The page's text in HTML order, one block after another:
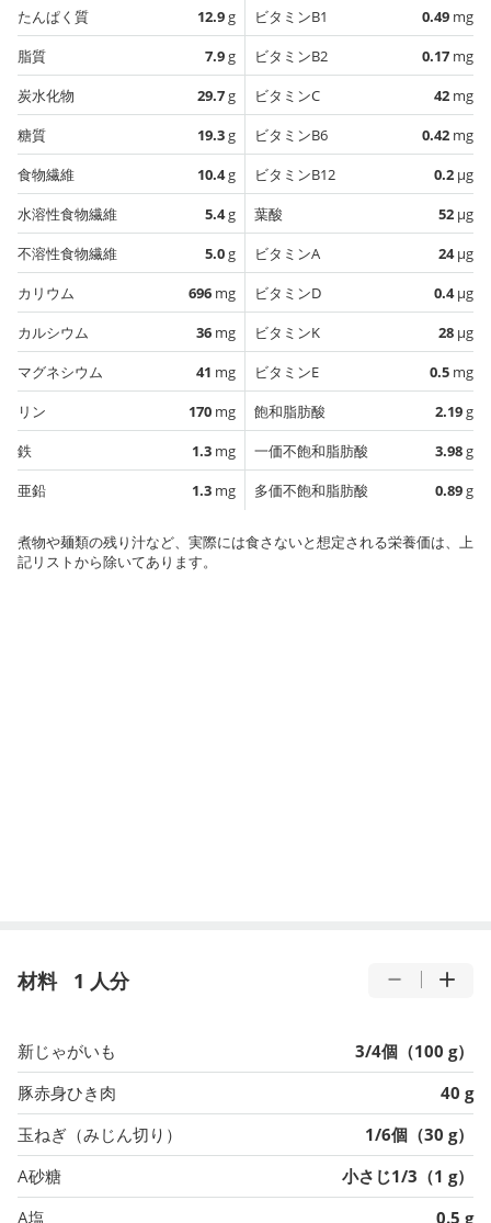
たんぱく質
12.9g
脂質
7.9g
炭水化物
29.7g
糖質
19.3g
食物繊維
10.4g
水溶性食物繊維
5.4g
不溶性食物繊維
5.0g
カリウム
696 mg
カルシウム
36 mg
マグネシウム
41 mg
リン
170 mg
鉄
1.3 mg
亜鉛
1.3 mg
ビタミンB1
0.49 mg
ビタミンB2
0.17 mg
ビタミンC
42 mg
ビタミンB6
0.42 mg
ビタミンB12
0.2 µg
葉酸
52 µg
ビタミンA
24µg
ビタミンD
0.4µg
ビタミンK
28 µg
ビタミンE
0.5 mg
飽和脂肪酸
2.19g
一価不飽和脂肪酸
3.98g
多価不飽和脂肪酸
0.89g
煮物や麺類の残り汁など、実際には食さないと想定される栄養価は、上
記リストから除いてあります。
材料 1 人分
新じゃがいも
3/4個（100 g）
豚赤身ひき肉
40 g
玉ねぎ（みじん切り）
1/6個（30 g）
A砂糖
小さじ1/3（1 g）
A塩
0.5 g